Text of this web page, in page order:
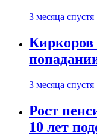
3 месяца спустя
Киркоров
3 месяца спустя
Рост
10 лет